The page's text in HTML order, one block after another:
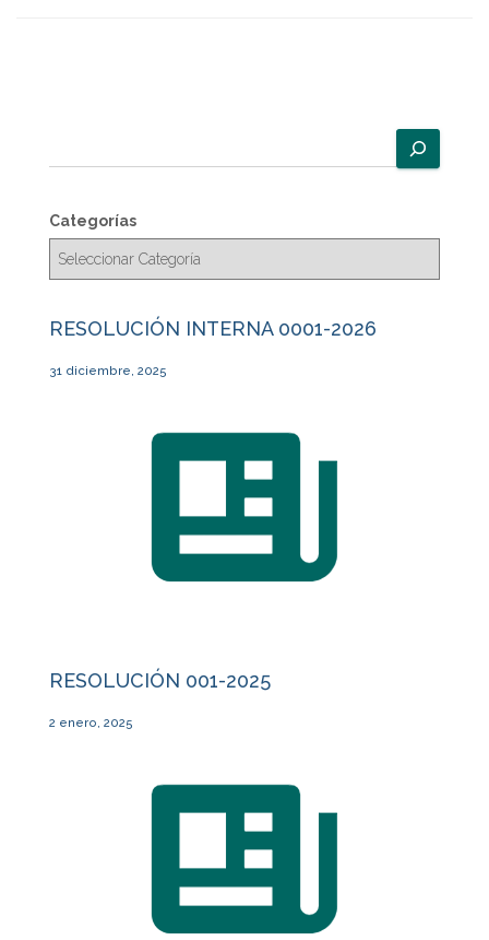
u
c
a
Categorías
RESOLUCIÓN INTERNA 0001-2026
31 diciembre, 2025
RESOLUCIÓN 001-2025
2 enero, 2025